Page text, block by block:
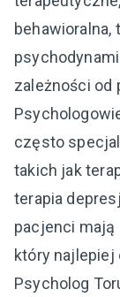
behawioralna,
zależności od
często
takich jak
terapia
pacjenci mają
który najlepiej
Psycholog